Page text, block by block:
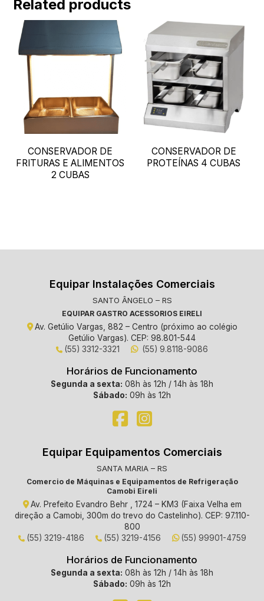
Related products
CONSERVADOR DE
FRITURAS E ALIMENTOS
2 CUBAS
CONSERVADOR DE
PROTEÍNAS 4 CUBAS
Equipar Instalações Comerciais
SANTO ÂNGELO – RS
EQUIPAR GASTRO ACESSORIOS EIRELI
Av. Getúlio Vargas, 882 – Centro (próximo ao colégio
Getúlio Vargas). CEP: 98.801-544
(55) 3312-3321
(55) 9.8118-9086
Horários de Funcionamento
Segunda a sexta: 08h às 12h / 14h às 18h
Sábado: 09h às 12h
Equipar Equipamentos Comerciais
SANTA MARIA – RS
Comercio de Máquinas e Equipamentos de Refrigeração
Camobi Eireli
Av. Prefeito Evandro Behr , 1724 – KM3 (Faixa Velha em
direção a Camobi, 300m do trevo do Castelinho). CEP: 97.110-
800
(55) 3219-4186
(55) 3219-4156 (55) 99901-4759
Horários de Funcionamento
Segunda a sexta: 08h às 12h / 14h às 18h
Sábado: 09h às 12h